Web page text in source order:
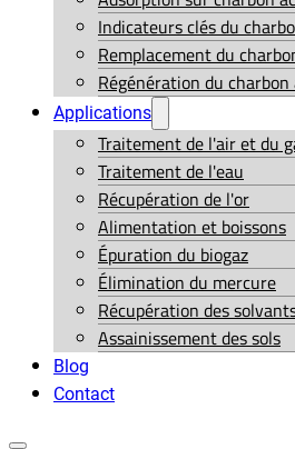
Indicateurs clés du
Remplacement du
Régénération du
Applications
Traitement de l'air et du
Traitement de l'eau
Récupération de l'or
Alimentation et boissons
Épuration du biogaz
Élimination du mercure
Récupération des
Assainissement des sols
Blog
Contact